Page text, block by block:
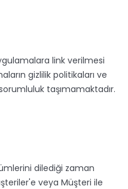
link verilmesi
gizlilik politikaları ve
taşımamaktadır.
dilediği zaman
veya Müşteri ile